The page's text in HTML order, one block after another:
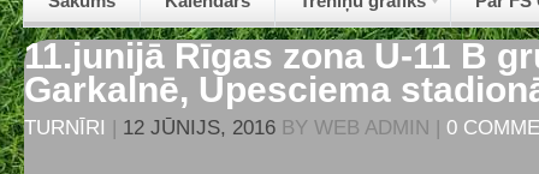
11.junijā Rīgas zona U-11 B
Garkalnē, Upesciema
TURNĪRI | 12 JŪNIJS, 2016 BY WEB ADMIN | 0